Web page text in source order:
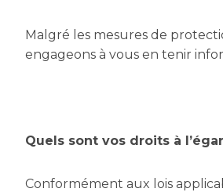
Malgré les mesures de
engageons à vous en tenir
Quels sont vos droits à
Conformément aux lois